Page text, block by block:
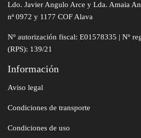
Ldo. Javier Angulo Arce y Lda. Amaia
nª 0972 y 1177 COF Alava
Nº autorización fiscal: E01578335 | Nº
(RPS): 139/21
Información
Aviso legal
Condiciones de transporte
Condiciones de uso